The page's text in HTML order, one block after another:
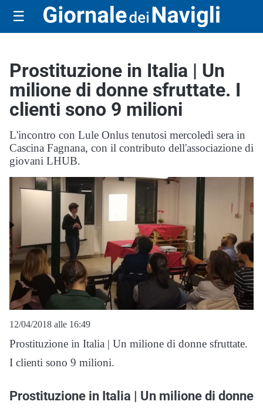
☰
Prostituzione in Italia | Un
milione di donne sfruttate. I
clienti sono 9 milioni
L'incontro con Lule Onlus tenutosi mercoledì sera in
Cascina Fagnana, con il contributo dell'associazione di
giovani LHUB.
12/04/2018 alle 16:49
Prostituzione in Italia | Un milione di donne sfruttate.
I clienti sono 9 milioni.
Prostituzione in Italia | Un milione di donne